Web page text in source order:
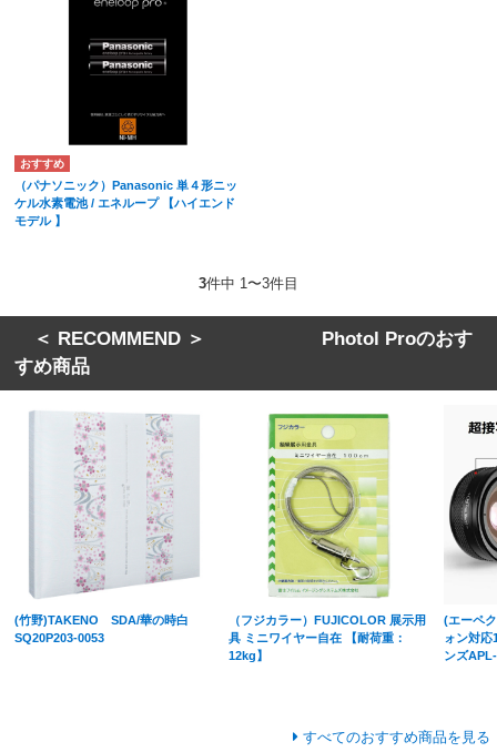
（パナソニック）Panasonic 単４形ニッ
ケル水素電池 / エネループ 【ハイエンド
モデル 】
3件中 1〜3件目
＜ RECOMMEND ＞ Photol Proのおす
すめ商品
(竹野)TAKENO SDA/華の時白
SQ20P203-0053
（フジカラー）FUJICOLOR 展示用
具 ミニワイヤー自在 【耐荷重：
12kg】
(エーペ
ォン対応
ンズ
すべてのおすすめ商品を見る